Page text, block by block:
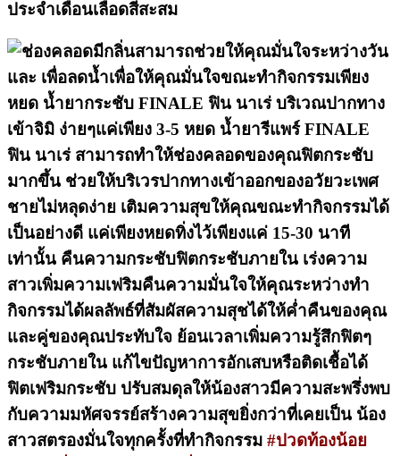
ประจำเดือนเลือดสีสะสม
สามารถช่วยให้คุณมั่นใจระหว่างวัน
และ เพื่อลดน้ำเพื่อให้คุณมั่นใจขณะทำกิจกรรมเพียง
หยด น้ำยากระชับ FINALE ฟิน นาเร่ บริเวณปากทาง
เข้าจิมิ ง่ายๆแค่เพียง 3-5 หยด น้ำยารีแพร์ FINALE
ฟิน นาเร่ สามารถทำให้ช่องคลอดของคุณฟิตกระชับ
มากขึ้น ช่วยให้บริเวรปากทางเข้าออกของอวัยวะเพศ
ชายไม่หลุดง่าย เติมความสุขให้คุณขณะทำกิจกรรมได้
เป็นอย่างดี แค่เพียงหยดทิ่งไว้เพียงแค่ 15-30 นาที
เท่านั้น คืนความกระชับฟิตกระชับภายใน เร่งความ
สาวเพิ่มความเฟริมคืนความมั่นใจให้คุณระหว่างทำ
กิจกรรมได้ผลลัพธ์ที่สัมผัสความสุชได้ให้ค่ำคืนของคุณ
และคู่ของคุณประทับใจ ย้อนเวลาเพิ่มความรู้สึกฟิตๆ
กระชับภายใน แก้ไขปัญหาการอักเสบหรือติดเชื้อได้
ฟิตเฟริมกระชับ ปรับสมดุลให้น้องสาวมีความสะพรึ่งพบ
กับความมหัศจรรย์สร้างความสุขยิ่งกว่าที่เคยเป็น น้อง
สาวสตรองมั่นใจทุกครั้งที่ทำกิจกรรม #ปวดท้องน้อย